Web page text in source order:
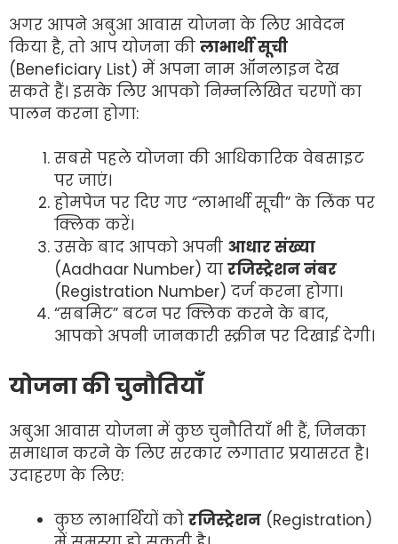
अगर आपने अबुआ आवास योजना के लिए आवेदन
किया है, तो आप योजना की लाभार्थी सूची
(Beneficiary List) में अपना नाम ऑनलाइन देख
सकते हैं। इसके लिए आपको निम्नलिखित चरणों का
पालन करना होगा:
सबसे पहले योजना की आधिकारिक वेबसाइट
पर जाएं।
होमपेज पर दिए गए “लाभार्थी सूची” के लिंक पर
क्लिक करें।
उसके बाद आपको अपनी आधार संख्या
(Aadhaar Number) या रजिस्ट्रेशन नंबर
(Registration Number) दर्ज करना होगा।
“सबमिट” बटन पर क्लिक करने के बाद,
आपको अपनी जानकारी स्क्रीन पर दिखाई देगी।
योजना की चुनौतियाँ
अबुआ आवास योजना में कुछ चुनौतियाँ भी हैं, जिनका
समाधान करने के लिए सरकार लगातार प्रयासरत है।
उदाहरण के लिए:
कुछ लाभार्थियों को रजिस्ट्रेशन (Registration)